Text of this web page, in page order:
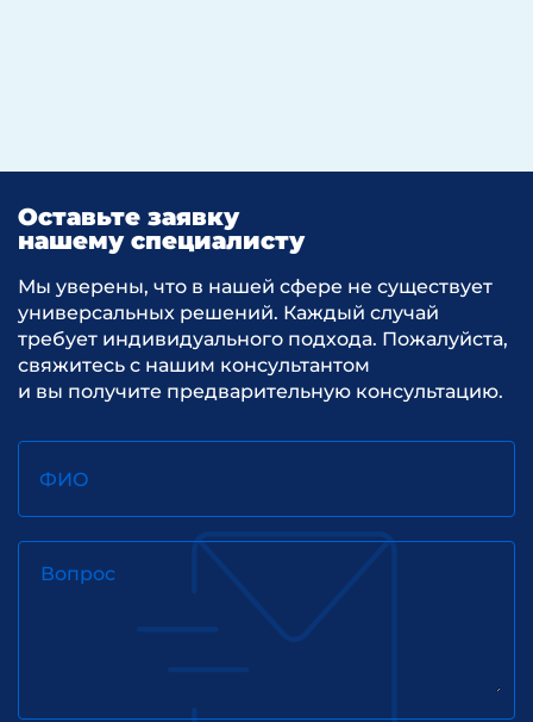
Оставьте заявку
нашему специалисту
Мы уверены, что в нашей сфере не существует
универсальных решений. Каждый случай
требует индивидуального подхода. Пожалуйста,
свяжитесь с нашим консультантом
и вы получите предварительную консультацию.
ФИО
Вопрос